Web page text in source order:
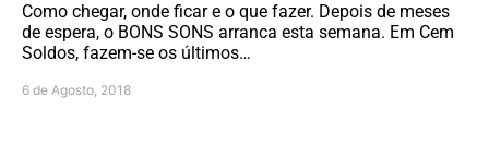
Como chegar, onde ficar e o que fazer. Depois de meses
de espera, o BONS SONS arranca esta semana. Em Cem
Soldos, fazem-se os últimos…
6 de Agosto, 2018